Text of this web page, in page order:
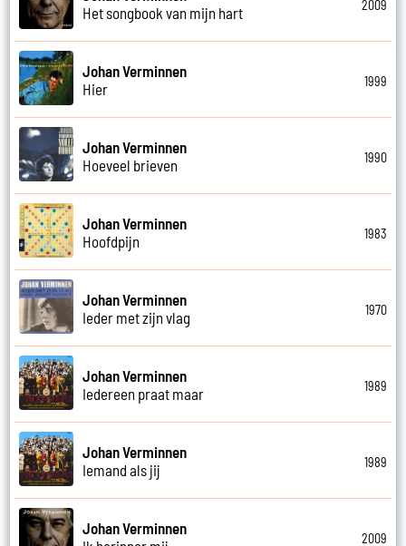
Het songbook van mijn hart
2009
Johan Verminnen
Hier
1999
Johan Verminnen
Hoeveel brieven
1990
Johan Verminnen
Hoofdpijn
1983
Johan Verminnen
Ieder met zijn vlag
1970
Johan Verminnen
Iedereen praat maar
1989
Johan Verminnen
Iemand als jij
1989
Johan Verminnen
2009